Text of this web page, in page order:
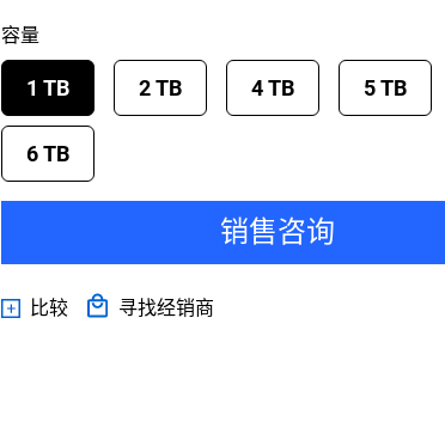
容量
1 TB 2 TB 4 TB 5 TB
6 TB
销售咨询
比较 寻找经销商